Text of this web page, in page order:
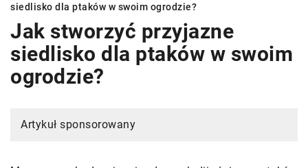
siedlisko dla ptaków w swoim ogrodzie?
Jak stworzyć przyjazne
siedlisko dla ptaków w swoim
ogrodzie?
Artykuł sponsorowany